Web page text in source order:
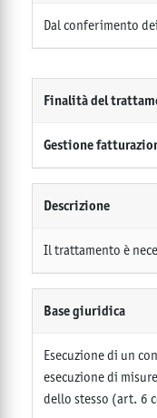
Dal conferimento
Finalità del
Gestione
Descrizione
Il trattamento è
Base giuridica
Esecuzione di un
esecuzione di
dello stesso (art. 6